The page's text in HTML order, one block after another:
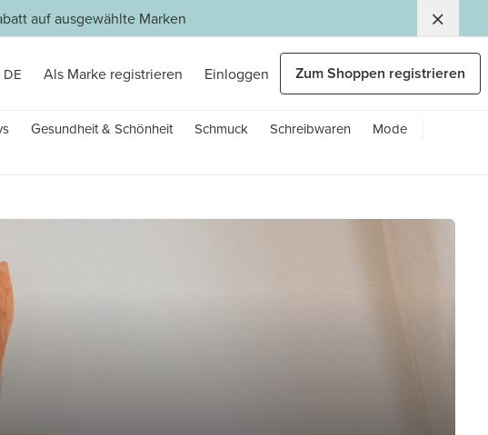
auf ausgewählte Marken
DE Als Marke registrieren Einloggen Zum Shoppen registrieren
Gesundheit & Schönheit Schmuck Schreibwaren
Mode